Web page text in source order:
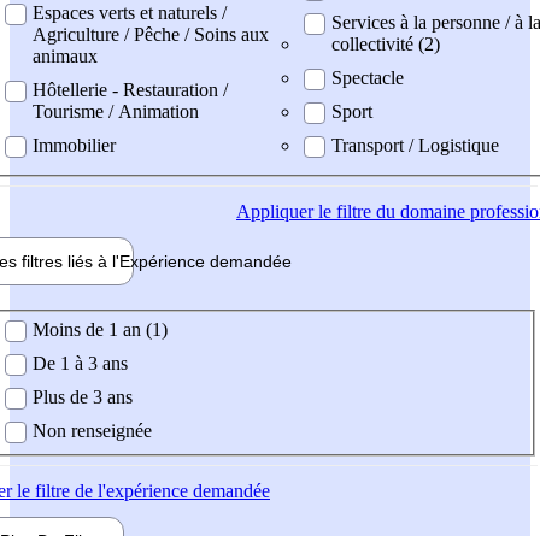
Espaces verts et naturels /
Agriculture / Pêche / Soins aux
animaux
Hôtellerie - Restauration /
Tourisme / Animation
Immobilier
Services à la personne / à la
collectivité (2)
Spectacle
Sport
Transport / Logistique
Appliquerle filtre du domaine
filtres liés à l'Expérience demandée
demandée
Moins de 1 an (1)
De 1 à 3 ans
Plus de 3 ans
Non renseignée
le filtre de l'expérience demandée